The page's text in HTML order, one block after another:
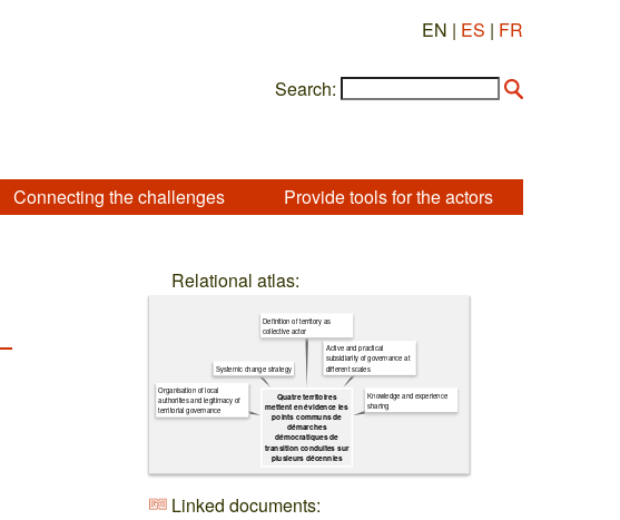
EN | ES | FR
Search:
Connecting the challenges Provide tools for the actors
Relational atlas:
Quatre territoires
mettent en évidence les
points communs de
démarches
démocratiques de
transition conduites sur
plusieurs décennies
Knowledge and experience
sharing
Active and practical
subsidiarity of governance at
different scales
Definition of territory as
collective actor
Systemic change strategy
Organisation of local
authorities and legitimacy of
territorial governance
Linked documents: